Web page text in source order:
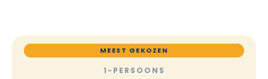
MEEST GEKOZEN
1-PERSOONS